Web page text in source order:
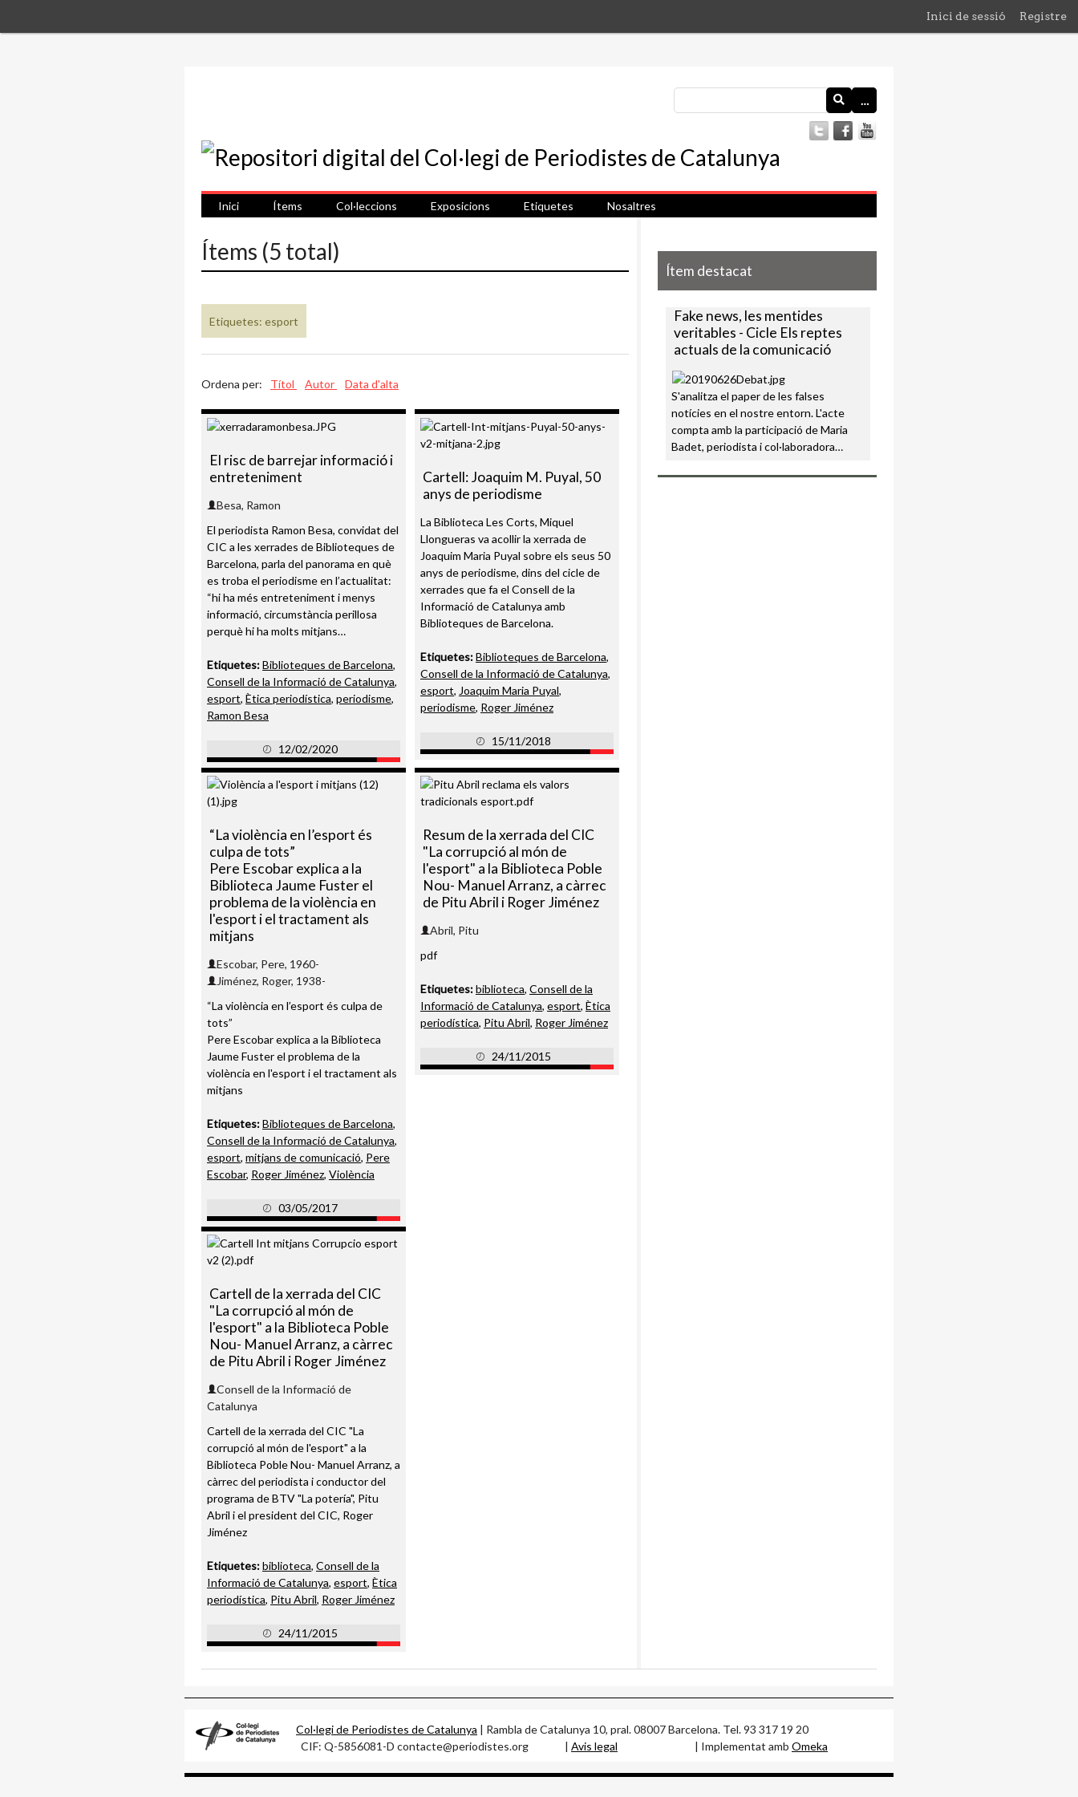
Inici de sessió Registre
…
Inici Ítems Col·leccions Exposicions Etiquetes Nosaltres
Ítems (5 total)
Etiquetes: esport
Ordena per: Títol Autor Data d'alta
El risc de barrejar informació i
entreteniment
Besa, Ramon
El periodista Ramon Besa, convidat del
CIC a les xerrades de Biblioteques de
Barcelona, parla del panorama en què
es troba el periodisme en l’actualitat:
“hi ha més entreteniment i menys
informació, circumstància perillosa
perquè hi ha molts mitjans…
Etiquetes:Biblioteques de Barcelona,
Consell de la Informació de Catalunya,
esport, Ètica periodística, periodisme,
Ramon Besa
12/02/2020
Cartell: Joaquim M. Puyal, 50
anys de periodisme
La Biblioteca Les Corts, Miquel
Llongueras va acollir la xerrada de
Joaquim Maria Puyal sobre els seus 50
anys de periodisme, dins del cicle de
xerrades que fa el Consell de la
Informació de Catalunya amb
Biblioteques de Barcelona.
Etiquetes:Biblioteques de Barcelona,
Consell de la Informació de Catalunya,
esport, Joaquim Maria Puyal,
periodisme, Roger Jiménez
15/11/2018
“La violència en l’esport és
culpa de tots”
Pere Escobar explica a la
Biblioteca Jaume Fuster el
problema de la violència en
l'esport i el tractament als
mitjans
Escobar, Pere, 1960-
Jiménez, Roger, 1938-
“La violència en l’esport és culpa de
tots”
Pere Escobar explica a la Biblioteca
Jaume Fuster el problema de la
violència en l'esport i el tractament als
mitjans
Etiquetes:Biblioteques de Barcelona,
Consell de la Informació de Catalunya,
esport, mitjans de comunicació, Pere
Escobar, Roger Jiménez, Violència
03/05/2017
Resum de la xerrada del CIC
"La corrupció al món de
l'esport" a la Biblioteca Poble
Nou- Manuel Arranz, a càrrec
de Pitu Abril i Roger Jiménez
Abril, Pitu
pdf
Etiquetes:biblioteca, Consell de la
Informació de Catalunya, esport, Ètica
periodística, Pitu Abril, Roger Jiménez
24/11/2015
Cartell de la xerrada del CIC
"La corrupció al món de
l'esport" a la Biblioteca Poble
Nou- Manuel Arranz, a càrrec
de Pitu Abril i Roger Jiménez
Consell de la Informació de
Catalunya
Cartell de la xerrada del CIC "La
corrupció al món de l'esport" a la
Biblioteca Poble Nou- Manuel Arranz, a
càrrec del periodista i conductor del
programa de BTV "La potería", Pitu
Abril i el president del CIC, Roger
Jiménez
Etiquetes:biblioteca, Consell de la
Informació de Catalunya, esport, Ètica
periodística, Pitu Abril, Roger Jiménez
24/11/2015
Ítem destacat
Fake news, les mentides
veritables - Cicle Els reptes
actuals de la comunicació
S'analitza el paper de les falses
notícies en el nostre entorn. L'acte
compta amb la participació de Maria
Badet, periodista i col·laboradora…
Col·legi de Periodistes de Catalunya | Rambla de Catalunya 10, pral. 08007 Barcelona. Tel. 93 317 19 20
CIF: Q-5856081-D contacte@periodistes.org | Avis legal | Implementat amb Omeka